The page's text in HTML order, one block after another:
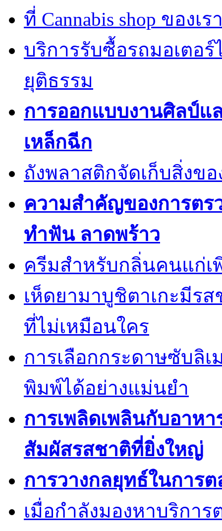
ที่ Cannabis shop ของ
บริการรับซื้อรถมอเตอ
ยุติธรรม
การออกแบบงานศิลป์แ
เหล็กฉีก
ถังพลาสติกจัดเก็บสิ่งข
ความสำคัญของการต
ทำฟัน ลาดพร้าว
ครีมสำหรับกลิ่นคนแก่
เห็ดยามาบูชิตาเกะมีร
ที่ไม่เหมือนใคร
การเลือกกระดาษซับลิ
พิมพ์ได้อย่างแม่นยำ
การเพลิดเพลินกับอาห
สัมผัสรสชาติที่ยิ่งใหญ่
การวางกลยุทธ์ในการ
เมื่อกำลังมองหาบริกา